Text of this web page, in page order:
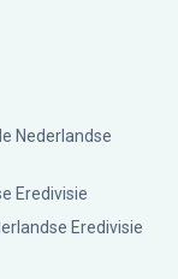
Nederlandse
Eredivisie
Eredivisie